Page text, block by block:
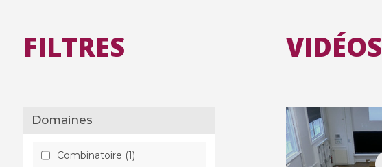
FILTRES
Domaines
Combinatoire (1)